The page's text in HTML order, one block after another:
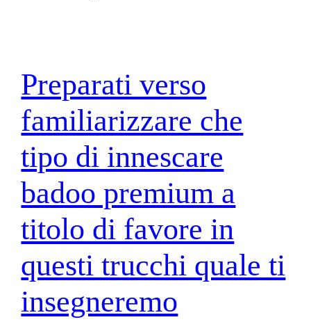
Preparati verso
familiarizzare che
tipo di innescare
badoo premium a
titolo di favore in
questi trucchi quale ti
insegneremo